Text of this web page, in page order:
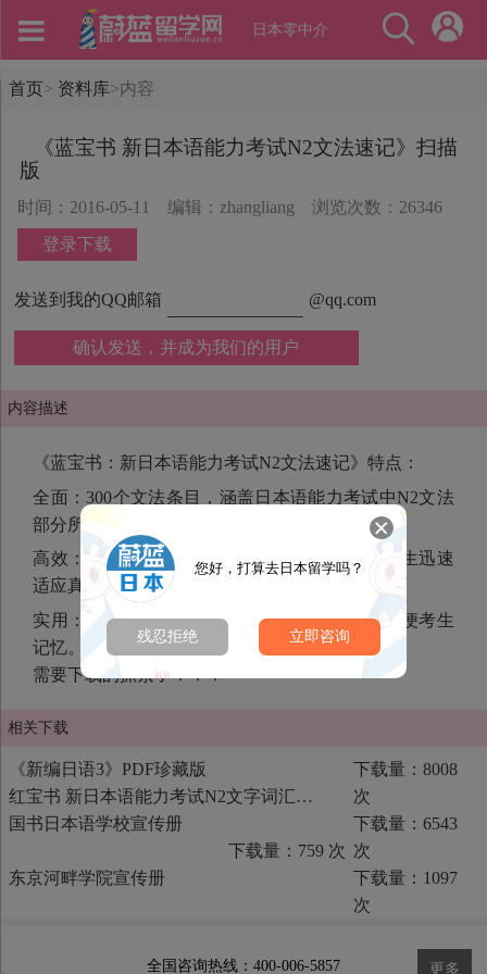
日本零中介
首页> 资料库>内容
《蓝宝书 新日本语能力考试N2文法速记》扫描
版
时间：2016-05-11 编辑：zhangliang
浏览次数：26346
登录下载
发送到我的QQ邮箱 @qq.com
确认发送，并成为我们的用户
内容描述
《蓝宝书：新日本语能力考试N2文法速记》特点：
全面：300个文法条目，涵盖日本语能力考试中N2文法
部分所考查的各个方面。
高效：以历年出现过的真题为例进行说明，让考生迅速
适应真题。
实用：每个条目举出特别为典型的几个例子，方便考生
记忆。
需要下载的抓紧了！！！
相关下载
《新编日语3》PDF珍藏版
下载量：8008
次
红宝书 新日本语能力考试N2文字词汇速记（1）
下载量：6543
次
国书日本语学校宣传册
下载量：759 次
东京河畔学院宣传册
下载量：1097
次
更多
您好，打算去日本留学吗？
残忍拒绝 立即咨询
全国咨询热线：400-006-5857